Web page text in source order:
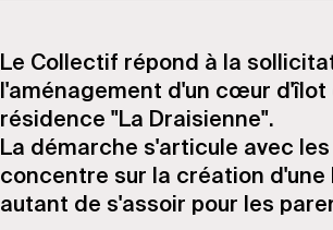
Le Collectif répond à la
l'aménagement d'un cœur
résidence "La Draisienne".
La démarche s'articule avec
concentre sur la création
autant de s'assoir pour les